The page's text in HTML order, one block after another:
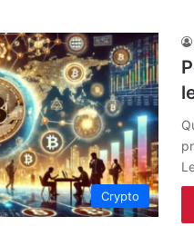
Crypto